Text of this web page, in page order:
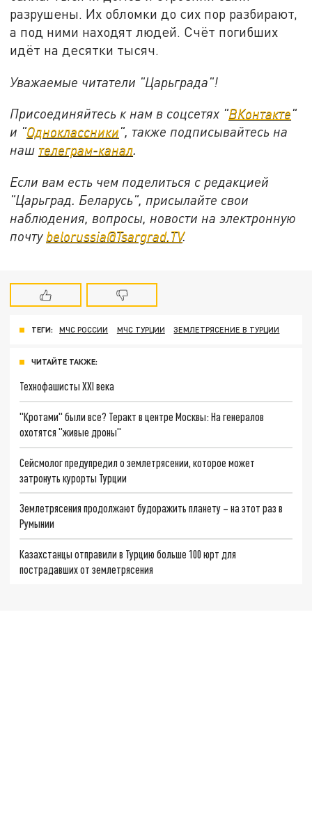
разрушены. Их обломки до сих пор разбирают,
а под ними находят людей. Счёт погибших
идёт на десятки тысяч.
Уважаемые читатели "Царьграда"!
Присоединяйтесь к нам в соцсетях "ВКонтакте"
и "Одноклассники", также подписывайтесь на
наш телеграм-канал.
Если вам есть чем поделиться с редакцией
"Царьград. Беларусь", присылайте свои
наблюдения, вопросы, новости на электронную
почту belorussia@Tsargrad.TV.
ТЕГИ: МЧС РОССИИ МЧС ТУРЦИИ ЗЕМЛЕТРЯСЕНИЕ В ТУРЦИИ
ЧИТАЙТЕ ТАКЖЕ:
Технофашисты XXI века
"Кротами" были все? Теракт в центре Москвы: На генералов
охотятся "живые дроны"
Сейсмолог предупредил о землетрясении, которое может
затронуть курорты Турции
Землетрясения продолжают будоражить планету – на этот раз в
Румынии
Казахстанцы отправили в Турцию больше 100 юрт для
пострадавших от землетрясения